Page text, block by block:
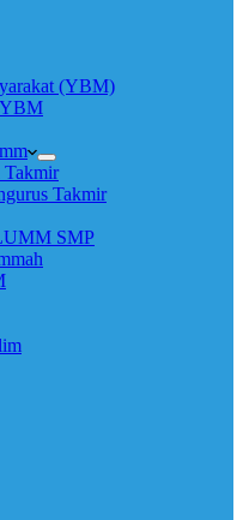
(YBM)
YBM
Takmir
Takmir
SMP